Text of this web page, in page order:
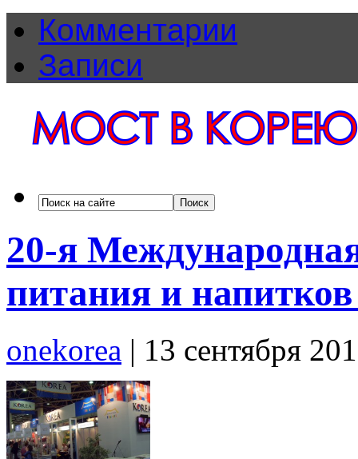
Комментарии
Записи
20-я
питания и
onekorea | 13 сентября